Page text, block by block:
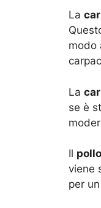
La
modo
La
se è
Il
viene
per